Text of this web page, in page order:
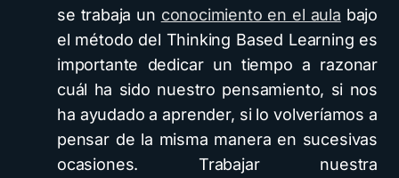
se trabaja un conocimiento en el aula bajo
el método del Thinking Based Learning es
importante dedicar un tiempo a razonar
cuál ha sido nuestro pensamiento, si nos
ha ayudado a aprender, si lo volveríamos a
pensar de la misma manera en sucesivas
ocasiones. Trabajar nuestra